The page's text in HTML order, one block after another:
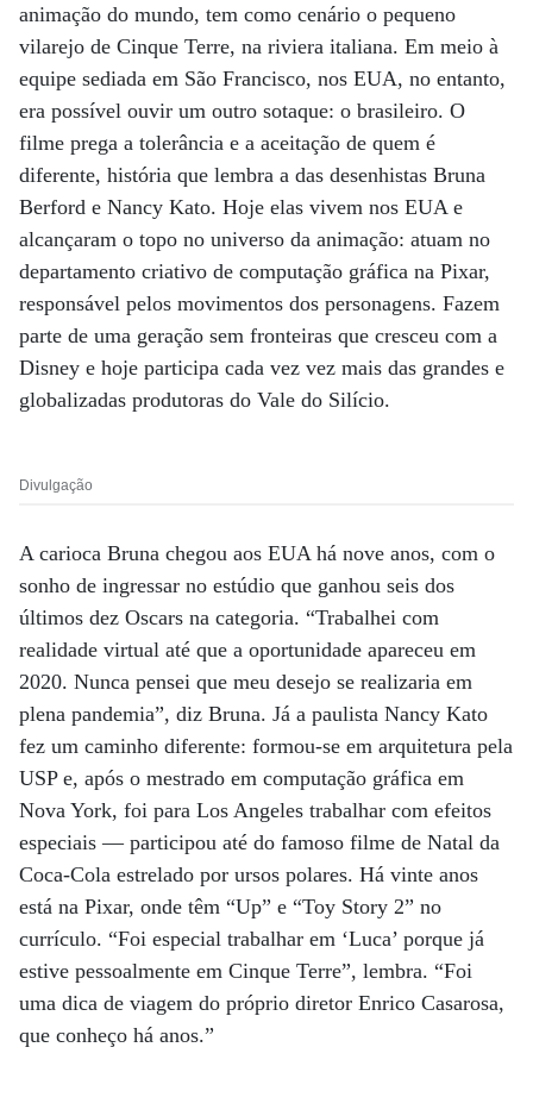
animação do mundo, tem como cenário o pequeno
vilarejo de Cinque Terre, na riviera italiana. Em meio à
equipe sediada em São Francisco, nos EUA, no entanto,
era possível ouvir um outro sotaque: o brasileiro. O
filme prega a tolerância e a aceitação de quem é
diferente, história que lembra a das desenhistas Bruna
Berford e Nancy Kato. Hoje elas vivem nos EUA e
alcançaram o topo no universo da animação: atuam no
departamento criativo de computação gráfica na Pixar,
responsável pelos movimentos dos personagens. Fazem
parte de uma geração sem fronteiras que cresceu com a
Disney e hoje participa cada vez vez mais das grandes e
globalizadas produtoras do Vale do Silício.
Divulgação
A carioca Bruna chegou aos EUA há nove anos, com o
sonho de ingressar no estúdio que ganhou seis dos
últimos dez Oscars na categoria. “Trabalhei com
realidade virtual até que a oportunidade apareceu em
2020. Nunca pensei que meu desejo se realizaria em
plena pandemia”, diz Bruna. Já a paulista Nancy Kato
fez um caminho diferente: formou-se em arquitetura pela
USP e, após o mestrado em computação gráfica em
Nova York, foi para Los Angeles trabalhar com efeitos
especiais — participou até do famoso filme de Natal da
Coca-Cola estrelado por ursos polares. Há vinte anos
está na Pixar, onde têm “Up” e “Toy Story 2” no
currículo. “Foi especial trabalhar em ‘Luca’ porque já
estive pessoalmente em Cinque Terre”, lembra. “Foi
uma dica de viagem do próprio diretor Enrico Casarosa,
que conheço há anos.”